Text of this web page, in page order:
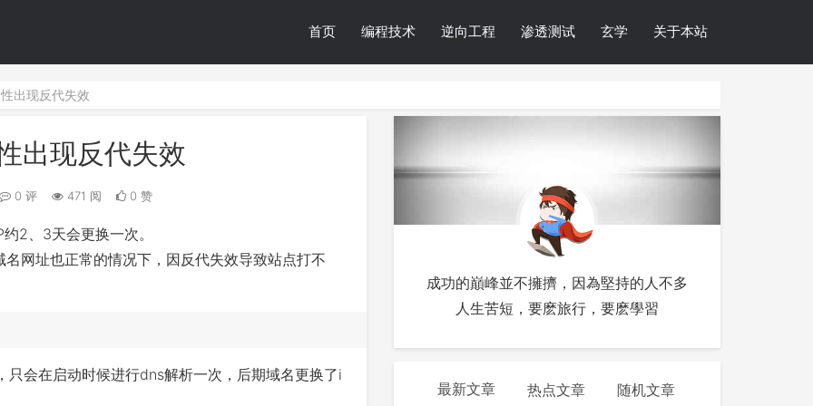
首页 编程技术 逆向工程 渗透测试 玄学 关于本站
出现反代失效
出现反代失效
0 评 471 阅 0 赞
2、3天会更换一次。
网址也正常的情况下，因反代失效导致站点打不
会在启动时候进行dns解析一次，后期域名更换了i
成功的巔峰並不擁擠，因為堅持的人不多
人生苦短，要麽旅行，要麽學習
最新文章 热点文章 随机文章